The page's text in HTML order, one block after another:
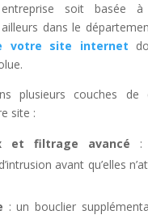
soit basée
dans le
votre site internet
plusieurs couches de
site :
et filtrage avancé :
avant qu’elles
: un bouclier